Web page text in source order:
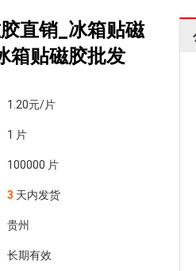
直销_冰箱贴磁
箱贴磁胶批发
1.20元/片
1 片
100000 片
3 天内发货
贵州
长期有效